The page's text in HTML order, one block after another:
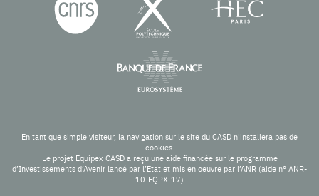
En tant que simple visiteur, la navigation sur le site du CASD n'installera pas de
cookies.
Le projet Equipex CASD a reçu une aide financée sur le programme
d’Investissements d’Avenir lancé par l’Etat et mis en oeuvre par l’ANR (aide n° ANR-
10-EQPX-17)